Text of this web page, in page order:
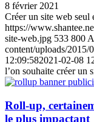
8 février 2021
Créer un site web
https://
site-web.jpg 533 800
content/uploads/2015/
12:09:582021-02-08
l’on souhaite créer un
Roll-up,
le plus impactant